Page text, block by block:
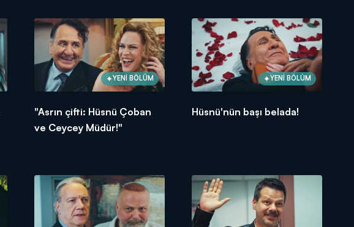
YENİ BÖLÜM
"Asrın çifti: Hüsnü Çoban
ve Ceycey Müdür!"
YENİ BÖLÜM
Hüsnü'nün başı belada!